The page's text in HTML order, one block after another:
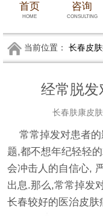
首页
HOME
咨询
CONSULTING
当前位置： 长春皮
经常脱发
长春肤康皮
常常掉发对患者的
题,都不想年纪轻轻
会冲击人的自信心,
出息.那么,常常掉发
长春较好的医治皮肤